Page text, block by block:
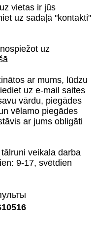
vietas ir jūs
uz sadaļā "kontakti"
uz
ar mums, lūdzu
uz e-mail saites
vārdu, piegādes
vēlamo piegādes
ar jums obligāti
veikala darba
9-17, svētdien